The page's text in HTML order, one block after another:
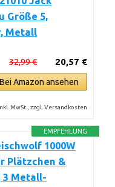
Größe 5,
Metall
20,57 €
32,99 €
Amazon ansehen
MwSt., zzgl. Versandkosten
EMPFEHLUNG
1000W
Plätzchen &
3 Metall-